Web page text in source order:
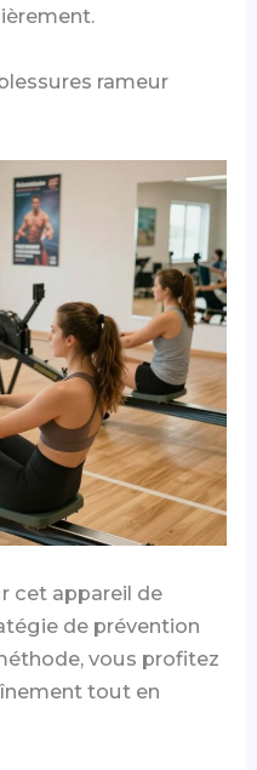
rameur
cet appareil de
de prévention
vous profitez
tout en